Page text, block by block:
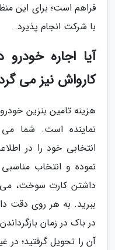
فراهم است؛ برای این
با شرکت انجام پذیرد.
آیا اجاره
کارواش نیز می
هزینه تامین بنزین
نماینده است. شما
انتخابی خود را در
نموده و انتخاب
داشتن کارت سوخت، می
ببرید. به هر روی دقت
در باک در زمان
آن را تحویل گرفتید؛ در